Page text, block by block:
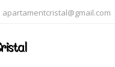
apartamentcristal@gmail.com